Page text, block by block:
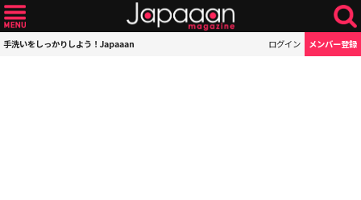
手洗いをしっかりしよう！Japaaan ログイン メンバー登録